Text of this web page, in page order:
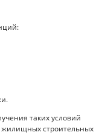
таких условий
жилищных строительных